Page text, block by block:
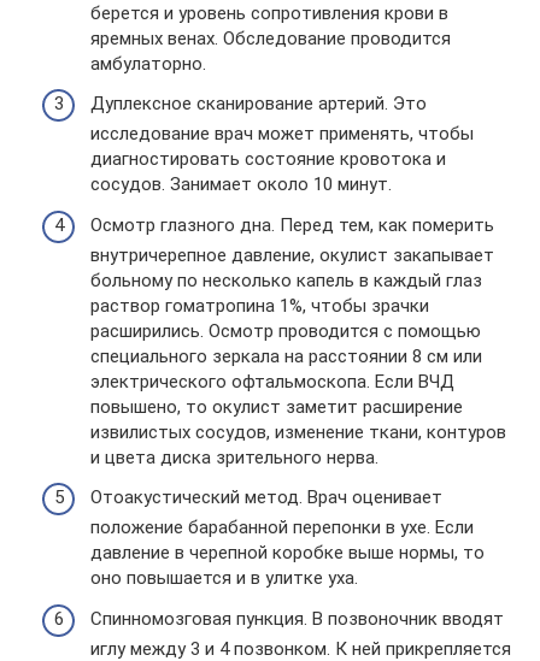
берется и уровень сопротивления крови в
яремных венах. Обследование проводится
амбулаторно.
Дуплексное сканирование артерий. Это
исследование врач может применять, чтобы
диагностировать состояние кровотока и
сосудов. Занимает около 10 минут.
Осмотр глазного дна. Перед тем, как померить
внутричерепное давление, окулист закапывает
больному по несколько капель в каждый глаз
раствор гоматропина 1%, чтобы зрачки
расширились. Осмотр проводится с помощью
специального зеркала на расстоянии 8 см или
электрического офтальмоскопа. Если ВЧД
повышено, то окулист заметит расширение
извилистых сосудов, изменение ткани, контуров
и цвета диска зрительного нерва.
Отоакустический метод. Врач оценивает
положение барабанной перепонки в ухе. Если
давление в черепной коробке выше нормы, то
оно повышается и в улитке уха.
Спинномозговая пункция. В позвоночник вводят
иглу между 3 и 4 позвонком. К ней прикрепляется